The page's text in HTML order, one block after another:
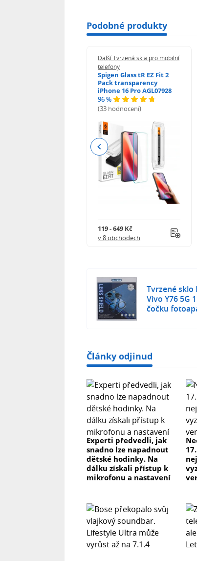
Podobné produkty
Další Tvrzená skla pro mobilní
telefony
Spigen Glass tR EZ Fit 2
Pack transparency
iPhone 16 Pro AGL07928
96 %
(33 hodnocení)
119 - 649 Kč
v 8 obchodech
Previous
Tvrzené sklo
Vivo Y76 5G
čočku
Články odjinud
Experti předvedli, jak
snadno lze napadnout
dětské hodinky. Na
dálku získali přístup k
mikrofonu a nastavení